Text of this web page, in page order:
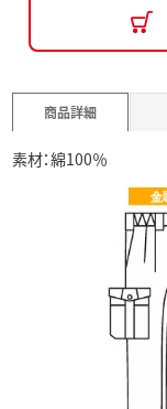
商品詳細
素材：綿100％